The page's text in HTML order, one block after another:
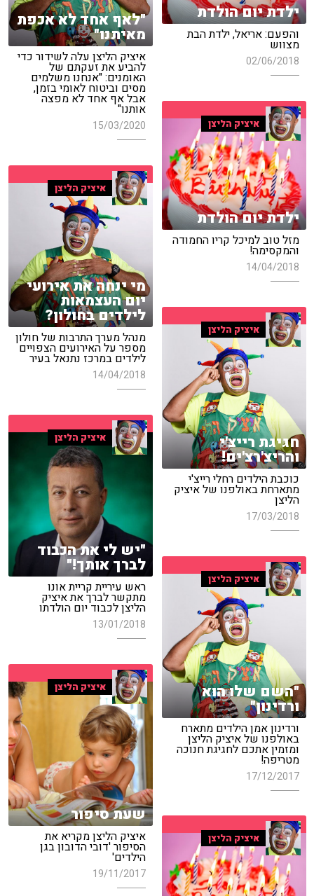
"לאף אחד לא אכפת
מאיתנו"
איציק הליצן עלה לשידור כדי
להביע את זעקתם של
האומנים: "אנחנו משלמים
מסים וביטוח לאומי בזמן,
אבל אף אחד לא מפצה
אותנו"
15/03/2020
ילדת יום הולדת
והפעם: אריאל, ילדת הבת
מצווש
02/06/2018
איציק הליצן
ילדת יום הולדת
מזל טוב למיכל קריו החמודה
והמקסימה!
14/04/2018
איציק הליצן
מי ינחה את אירועי
יום העצמאות
לילדים בחולון?
מנהל מערך התרבות של חולון
מספר על האירועים הצפויים
לילדים במרכז נתנאל בעיר
14/04/2018
איציק הליצן
חגיגת רייצ'י
והריצ'רצ'ים!
כוכבת הילדים רחלי רייצ'י
מתארחת באולפנו של איציק
הליצן
17/03/2018
איציק הליצן
"יש לי את הכבוד
לברך אותך!"
ראש עיריית קריית אונו
מתקשר לברך את איציק
הליצן לכבוד יום הולדתו
13/01/2018
איציק הליצן
"השם שלו הוא
ורדינון"
ורדינון אמן הילדים מתארח
באולפנו של איציק הליצן
ומזמין אתכם לחגיגת חנוכה
מטריפה!
17/12/2017
איציק הליצן
שעת סיפור
איציק הליצן מקריא את
הסיפור 'דובי הדובון בגן
הילדים'
19/11/2017
איציק הליצן